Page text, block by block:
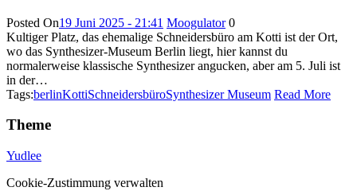
Posted On19 Juni 2025 - 21:41 Moogulator 0
Kultiger Platz, das ehemalige Schneidersbüro am Kotti ist der Ort,
wo das Synthesizer-Museum Berlin liegt, hier kannst du
normalerweise klassische Synthesizer angucken, aber am 5. Juli ist
in der…
Tags:berlinKottiSchneidersbüroSynthesizer Museum Read More
Theme
Yudlee
Cookie-Zustimmung verwalten